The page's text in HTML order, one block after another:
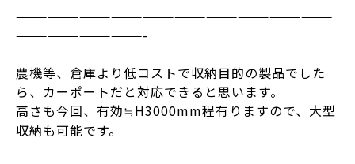
——————————————————————————————
————————————-
農機等、倉庫より低コストで収納目的の製品でした
ら、カーポートだと対応できると思います。
高さも今回、有効≒H3000mm程有りますので、大型
収納も可能です。